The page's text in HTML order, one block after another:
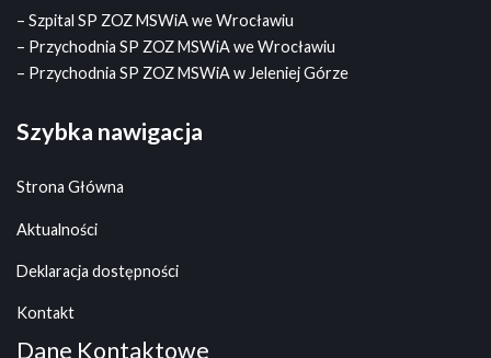
– Szpital SP ZOZ MSWiA we Wrocławiu
– Przychodnia SP ZOZ MSWiA we Wrocławiu
– Przychodnia SP ZOZ MSWiA w Jeleniej Górze
Szybka nawigacja
Strona Główna
Aktualności
Deklaracja dostępności
Kontakt
Dane Kontaktowe